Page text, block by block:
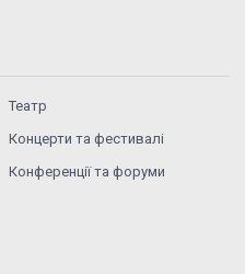
Театр
Концерти та фестивалі
Конференції та форуми